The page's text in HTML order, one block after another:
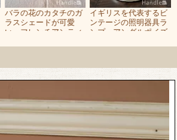
バラの花のカタチのガ
ラスシェードが可愛
い、フレンチアンティ
ーブルランプ
イギリスを代表するビ
ンテージの照明器具ラ
ンプ、アングルポイズ